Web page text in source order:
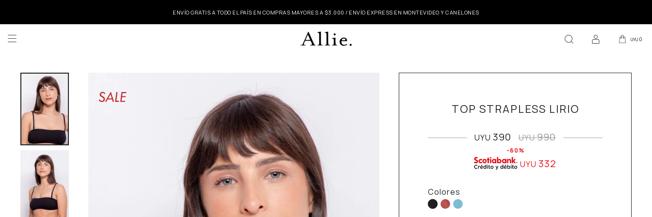
ENVÍO GRATIS A TODO EL PAÍS EN COMPRAS MAYORES A $3.000 / ENVÍO EXPRESS EN MONTEVIDEO Y CANELONES
UYU 0

TOP STRAPLESS LIRIO
UYU 390 UYU990
60
UYU 332
Colores